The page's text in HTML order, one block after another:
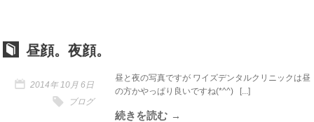
昼顔。夜顔。
2014年 10月 6日
ブログ
昼と夜の写真ですが ワイズデンタルクリニックは昼
の方かやっぱり良いですね(*^^) [...]
続きを読む